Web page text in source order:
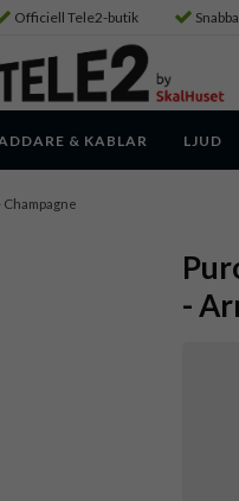
Officiell Tele2-butik
& KABLAR LJUD
-